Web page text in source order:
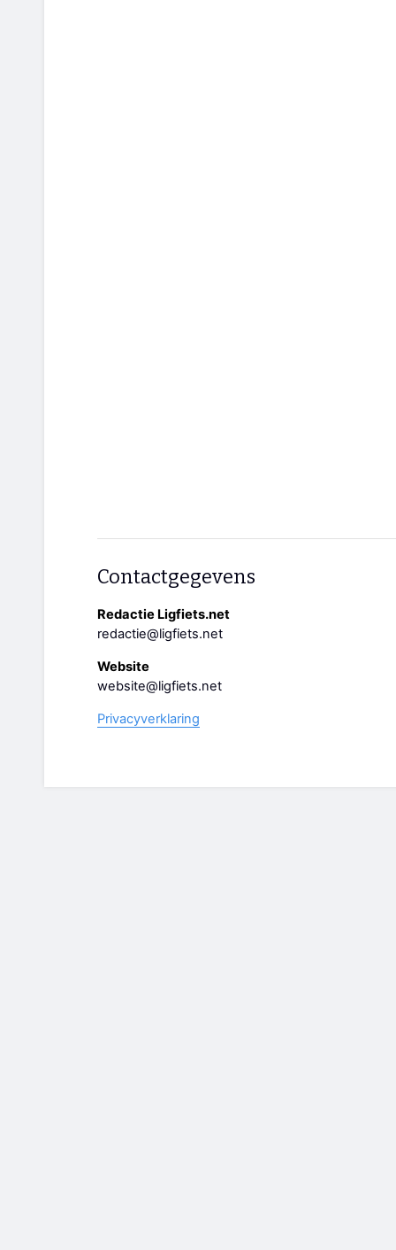
Contactgegevens
Redactie Ligfiets.net
redactie@ligfiets.net
Website
website@ligfiets.net
Privacyverklaring